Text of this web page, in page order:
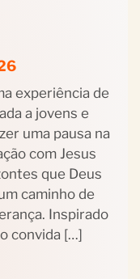
experiência de
a jovens e
uma pausa na
com Jesus
que Deus
caminho de
Inspirado
convida […]